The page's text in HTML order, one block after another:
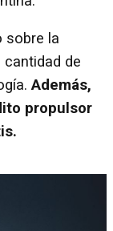
sobre la
de
Además,
propulsor